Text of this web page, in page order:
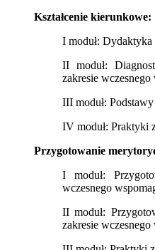
Kształcenie kierunkowe:
I moduł: Dydaktyka
II moduł:
zakresie
III moduł:
IV moduł: Praktyki
Przygotowanie
I moduł:
wczesnego
II moduł:
zakresie wczesnego